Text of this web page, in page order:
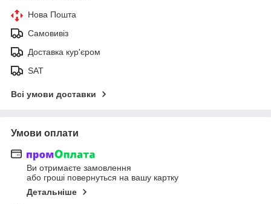
Нова Пошта
Самовивіз
Доставка кур'єром
SAT
Всі умови доставки
Умови оплати
Ви отримаєте замовлення
або гроші повернуться на вашу картку
Детальніше